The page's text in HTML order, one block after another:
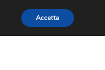
BEAUTIFUL
Accetta